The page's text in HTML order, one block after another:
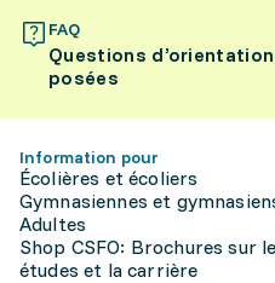
FAQ
Questions
posées
Information pour
Écolières et écoliers
Gymnasiennes et
Adultes
Shop CSFO: Brochures sur
études et la carrière